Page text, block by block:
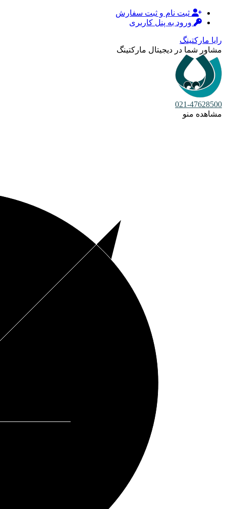
ثبت نام و ثبت سفارش
ورود به پنل کاربری
رایا مارکتینگ
مشاور شما در دیجیتال مارکتینگ
021-47628500
مشاهده منو